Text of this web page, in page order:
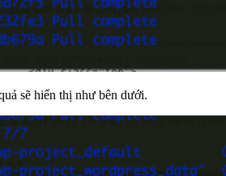
sẽ hiển thị như bên dưới.